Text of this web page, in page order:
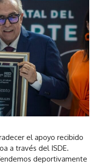
el apoyo recibido
a través del ISDE.
deportivamente